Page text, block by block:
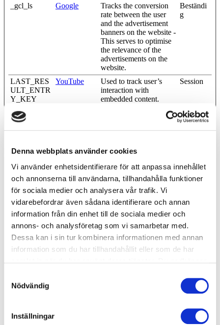
Denna webbplats använder cookies
Vi använder enhetsidentifierare för att anpassa innehållet
och annonserna till användarna, tillhandahålla funktioner
för sociala medier och analysera vår trafik. Vi
vidarebefordrar även sådana identifierare och annan
information från din enhet till de sociala medier och
annons- och analysföretag som vi samarbetar med.
Dessa kan i sin tur kombinera informationen med annan
information som du har tillhandahållit eller som de har
Nödvändig
Inställningar
_gcl_ls Google
Tracks the conversion
rate between the user
and the advertisement
banners on the website -
This serves to optimise
the relevance of the
advertisements on the
website.
Beständi
g
LAST_RES
ULT_ENTR
Y_KEY
YouTube
Used to track user’s
interaction with
embedded content.
Session
LogsDatabas
eV2:V#||Log
sRequestsSto
embedded content.
Beständi
g
pagead/1p-
Google
Tracks if the user has
specific products or
events across multiple
websites and detects
how the user navigates
between sites. This is
used for measurement
of advertisement efforts
and facilitates payment
of referral-fees between
websites.
ase#SWHeal
thLog
test_cookie 1 dag